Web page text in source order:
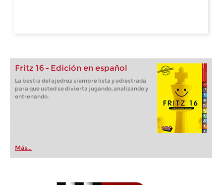
Fritz 16 - Edición en español
La bestia del ajedrez siempre lista y adiestrada
para que usted se divierta jugando, analizando y
entrenando.
Más...